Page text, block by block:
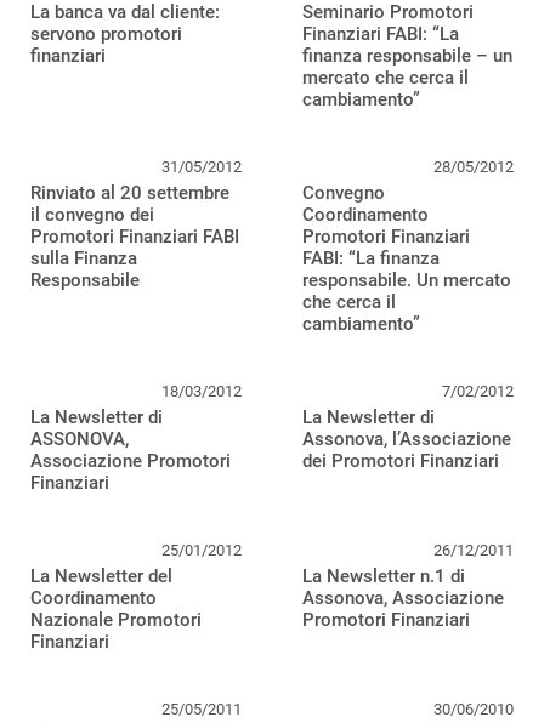
La banca va dal cliente:
servono promotori
finanziari
Seminario Promotori
Finanziari FABI: “La
finanza responsabile – un
mercato che cerca il
cambiamento”
31/05/2012
Rinviato al 20 settembre
il convegno dei
Promotori Finanziari FABI
sulla Finanza
Responsabile
28/05/2012
Convegno
Coordinamento
Promotori Finanziari
FABI: “La finanza
responsabile. Un mercato
che cerca il
cambiamento”
18/03/2012
La Newsletter di
ASSONOVA,
Associazione Promotori
Finanziari
7/02/2012
La Newsletter di
Assonova, l’Associazione
dei Promotori Finanziari
25/01/2012
La Newsletter del
Coordinamento
Nazionale Promotori
Finanziari
26/12/2011
La Newsletter n.1 di
Assonova, Associazione
Promotori Finanziari
25/05/2011 30/06/2010